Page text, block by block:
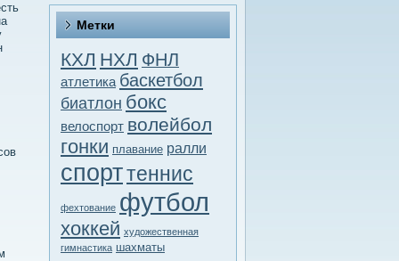
Метки
КХЛ НХЛ ФНЛ
атлетика баскетбол
биатлон бокс
велоспорт волейбол
гонки плавание ралли
спорттеннис
фехтование футбол
хоккей художественная
гимнастика шахматы